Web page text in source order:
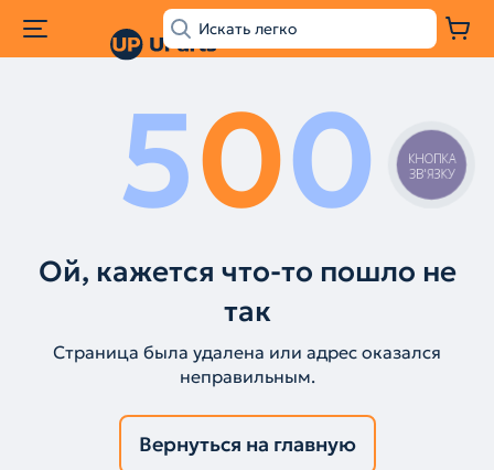
500
Ой, кажется что-то пошло не
так
Страница была удалена или адрес оказался
неправильным.
Вернуться на главную
КНОПКА
ЗВ'ЯЗКУ